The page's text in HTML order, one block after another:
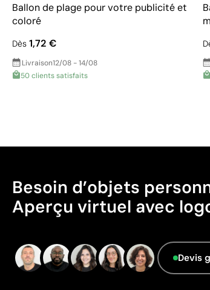
Ballon de plage pour votre publicité et
coloré
Dès 1,72 €
Livraison12/08 - 14/08
50 clients satisfaits
Besoin d’objets
Aperçu virtuel avec
Devis